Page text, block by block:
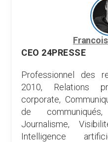
CEO 24PRESSE
Professionnel des
2010, Relations
corporate,
de
Journalisme,
Intelligence